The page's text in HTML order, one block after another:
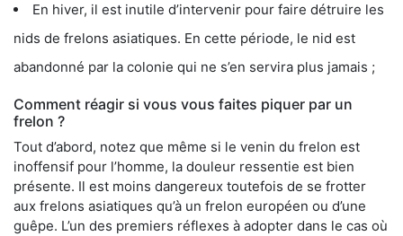
En hiver, il est inutile d’intervenir pour faire détruire les
nids de frelons asiatiques. En cette période, le nid est
abandonné par la colonie qui ne s’en servira plus jamais ;
Comment réagir si vous vous faites piquer par un
frelon ?
Tout d’abord, notez que même si le venin du frelon est
inoffensif pour l’homme, la douleur ressentie est bien
présente. Il est moins dangereux toutefois de se frotter
aux frelons asiatiques qu’à un frelon européen ou d’une
guêpe. L’un des premiers réflexes à adopter dans le cas où